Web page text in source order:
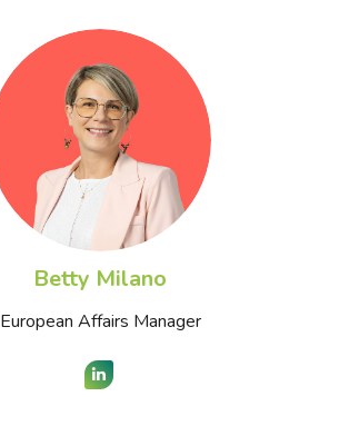
Betty Milano
European Affairs Manager
LinkedIn